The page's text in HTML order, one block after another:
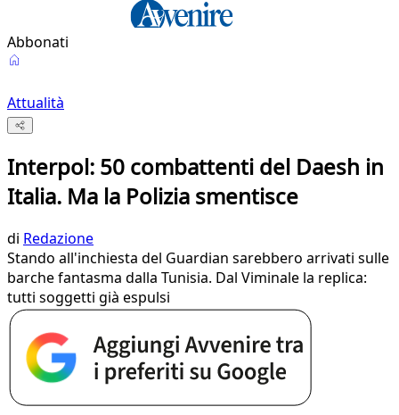
Abbonati
Attualità
Interpol: 50 combattenti del Daesh in
Italia. Ma la Polizia smentisce
di Redazione
Stando all'inchiesta del Guardian sarebbero arrivati sulle
barche fantasma dalla Tunisia. Dal Viminale la replica:
tutti soggetti già espulsi